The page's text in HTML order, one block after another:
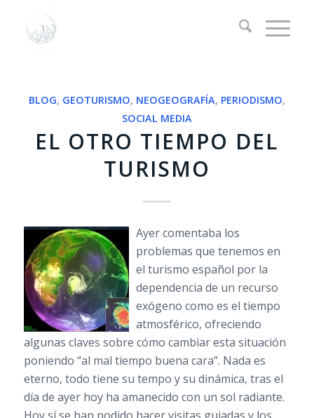
BLOG, GEOTURISMO, NEOGEOGRAFÍA, PERIODISMO,
SOCIAL MEDIA
EL OTRO TIEMPO DEL
TURISMO
Ayer comentaba los
problemas que tenemos en
el turismo español por la
dependencia de un recurso
exógeno como es el tiempo
atmosférico, ofreciendo
algunas claves sobre cómo cambiar esta situación
poniendo “al mal tiempo buena cara”. Nada es
eterno, todo tiene su tempo y su dinámica, tras el
día de ayer hoy ha amanecido con un sol radiante.
Hoy sí se han podido hacer visitas guiadas y los